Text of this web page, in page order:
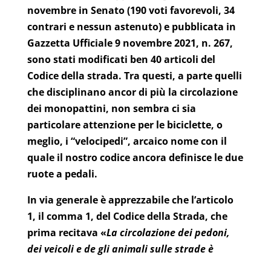
novembre in Senato (190 voti favorevoli, 34
contrari e nessun astenuto) e pubblicata in
Gazzetta Ufficiale 9 novembre 2021, n. 267,
sono stati modificati ben 40 articoli del
Codice della strada. Tra questi, a parte quelli
che disciplinano ancor di più la circolazione
dei monopattini, non sembra ci sia
particolare attenzione per le biciclette, o
meglio, i “velocipedi”, arcaico nome con il
quale il nostro codice ancora definisce le due
ruote a pedali.
In via generale è apprezzabile che l’articolo
1, il comma 1, del Codice della Strada, che
prima recitava «La circolazione dei pedoni,
dei veicoli e de gli animali sulle strade è